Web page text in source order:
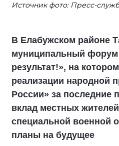
Источник фото: Пресс-
В Елабужском районе
муниципальный форум
результат!», на
реализации народной
России» за последние
вклад местных
специальной военной
планы на будущее